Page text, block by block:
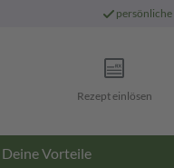
persönliche
Rezept einlösen
Deine Vorteile